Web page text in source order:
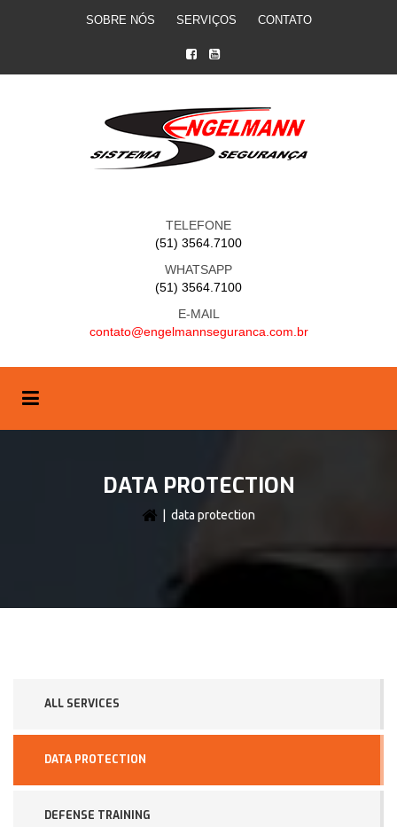
SOBRE NÓS SERVIÇOS CONTATO
TELEFONE
(51) 3564.7100
WHATSAPP
(51) 3564.7100
E-MAIL
contato@engelmannseguranca.com.br
DATA PROTECTION
| data protection
ALL SERVICES
DATA PROTECTION
DEFENSE TRAINING